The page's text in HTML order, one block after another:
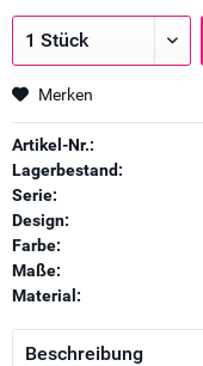
Merken
Artikel-Nr.:
Lagerbestand:
Serie:
Design:
Farbe:
Maße:
Material:
Beschreibung